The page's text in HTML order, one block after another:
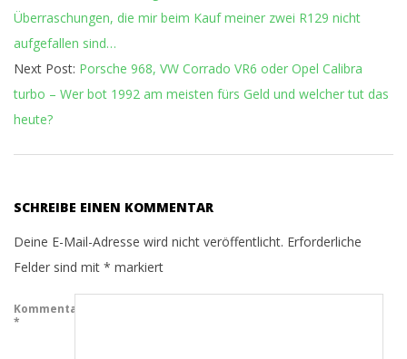
Überraschungen, die mir beim Kauf meiner zwei R129 nicht
aufgefallen sind…
Next Post: Porsche 968, VW Corrado VR6 oder Opel Calibra
turbo – Wer bot 1992 am meisten fürs Geld und welcher tut das
heute?
SCHREIBE EINEN KOMMENTAR
Deine E-Mail-Adresse wird nicht veröffentlicht. Erforderliche
Felder sind mit * markiert
Kommentar
*